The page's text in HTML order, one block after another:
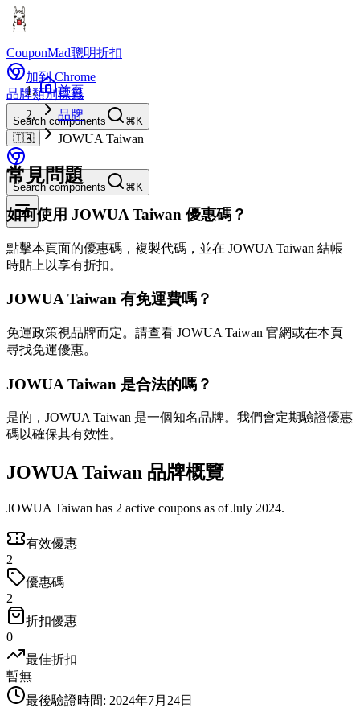
CouponMad聰明折扣
加到 Chrome
品牌類別標籤
Search components
⌘K
🇹🇼
Search components ⌘K
首頁
品牌
JOWUA Taiwan
常見問題
如何使用 JOWUA Taiwan 優惠碼？
點擊本頁面的優惠碼，複製代碼，並在 JOWUA Taiwan 結帳
時貼上以享有折扣。
JOWUA Taiwan 有免運費嗎？
免運政策視品牌而定。請查看 JOWUA Taiwan 官網或在本頁
尋找免運優惠。
JOWUA Taiwan 是合法的嗎？
是的，JOWUA Taiwan 是一個知名品牌。我們會定期驗證優惠
碼以確保其有效性。
JOWUA Taiwan 品牌概覽
JOWUA Taiwan has 2 active coupons as of July 2024.
有效優惠
2
優惠碼
2
折扣優惠
0
最佳折扣
暫無
最後驗證時間: 2024年7月24日